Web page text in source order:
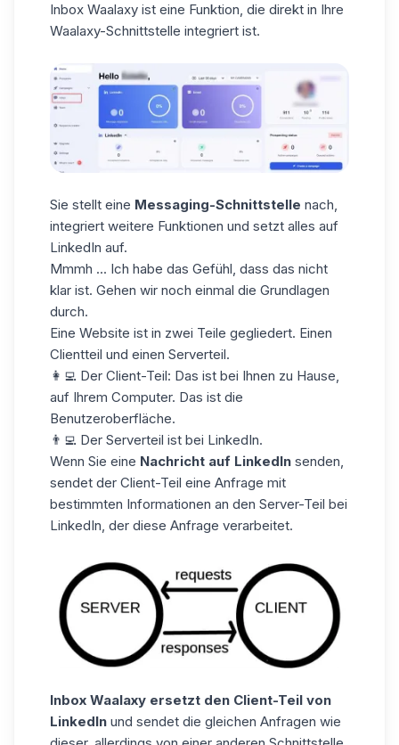
Inbox Waalaxy ist eine Funktion, die direkt in Ihre
Waalaxy-Schnittstelle integriert ist.
Sie stellt eine Messaging-Schnittstelle nach,
integriert weitere Funktionen und setzt alles auf
LinkedIn auf.
Mmmh ... Ich habe das Gefühl, dass das nicht
klar ist. Gehen wir noch einmal die Grundlagen
durch.
Eine Website ist in zwei Teile gegliedert. Einen
Clientteil und einen Serverteil.
👩‍💻 Der Client-Teil: Das ist bei Ihnen zu Hause,
auf Ihrem Computer. Das ist die
Benutzeroberfläche.
👨‍💻 Der Serverteil ist bei LinkedIn.
Wenn Sie eine Nachricht auf LinkedIn senden,
sendet der Client-Teil eine Anfrage mit
bestimmten Informationen an den Server-Teil bei
LinkedIn, der diese Anfrage verarbeitet.
Inbox Waalaxy ersetzt den Client-Teil von
LinkedIn und sendet die gleichen Anfragen wie